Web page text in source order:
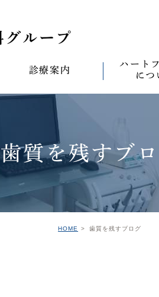
ク治
い
ン
診療案内
診療案内一覧
セラミック治療 ワ
無菌化根管治療 予
インプラント オ
ハート
につ
ハートフル
院内設備
ハートフル
グループ院
歯質を残すブ
HOME 歯質を残すブログ